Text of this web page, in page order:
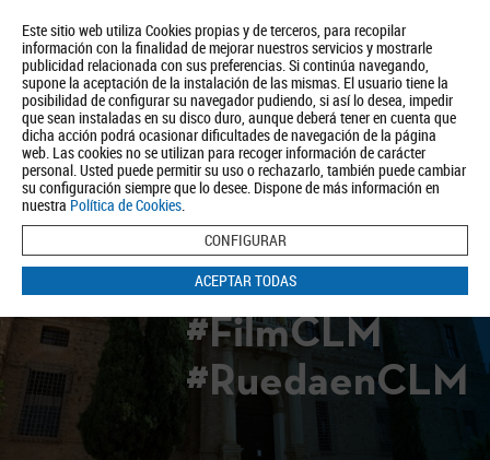
Este sitio web utiliza Cookies propias y de terceros, para recopilar
información con la finalidad de mejorar nuestros servicios y mostrarle
publicidad relacionada con sus preferencias. Si continúa navegando,
supone la aceptación de la instalación de las mismas. El usuario tiene la
posibilidad de configurar su navegador pudiendo, si así lo desea, impedir
que sean instaladas en su disco duro, aunque deberá tener en cuenta que
dicha acción podrá ocasionar dificultades de navegación de la página
web. Las cookies no se utilizan para recoger información de carácter
personal. Usted puede permitir su uso o rechazarlo, también puede cambiar
su configuración siempre que lo desee. Dispone de más información en
nuestra Política de Cookies.
CONFIGURAR
ACEPTAR TODAS
Quiénes somos Turismo Política de Privacidad Aviso Legal
Política de Cookies
BUSCAR
#FilmCLM
#RuedaenCLM